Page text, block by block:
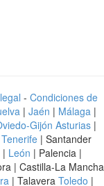
- Condiciones de
| Jaén | Málaga|
Gijón Asturias |
Tenerife| Santander
| León | Palencia |
| Castilla-La Mancha
| Talavera Toledo |